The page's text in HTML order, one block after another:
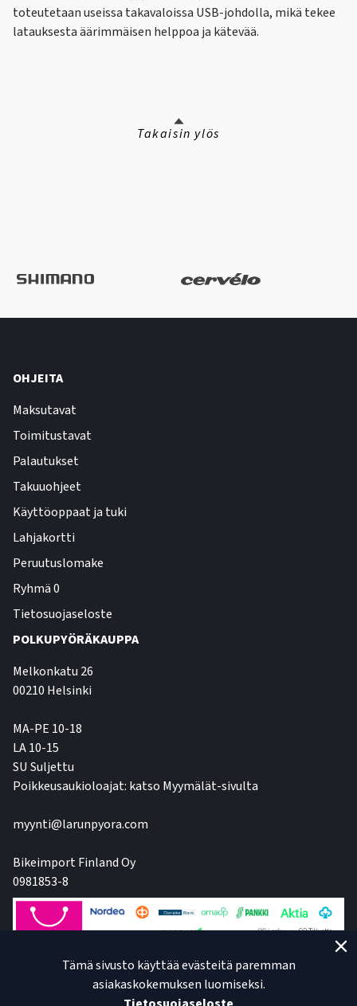
toteutetaan useissa takavaloissa USB-johdolla, mikä tekee
latauksesta äärimmäisen helppoa ja kätevää.
Takaisin ylös
OHJEITA
Maksutavat
Toimitustavat
Palautukset
Takuuohjeet
Käyttöoppaat ja tuki
Lahjakortti
Peruutuslomake
Ryhmä 0
Tietosuojaseloste
POLKUPYÖRÄKAUPPA
Melkonkatu 26
00210 Helsinki
MA-PE 10-18
LA 10-15
SU Suljettu
Poikkeusaukioloajat: katso Myymälät-sivulta
myynti@larunpyora.com
Bikeimport Finland Oy
0981853-8
Tämä sivusto käyttää evästeitä paremman
asiakaskokemuksen luomiseksi.